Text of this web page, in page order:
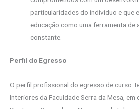
particularidades do indivíduo e que
educação como uma ferramenta de
constante.
Perfil do Egresso
O perfil profissional do egresso de curso
Interiores da Faculdade Serra da Mesa, em